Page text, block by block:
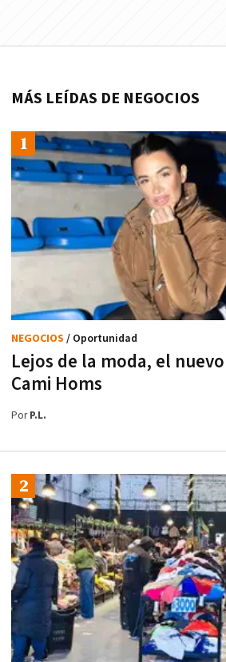
MÁS LEÍDAS DE NEGOCIOS
Lejos de la moda, el
Cami Homs
NEGOCIOS / Oportunidad
PorP.L.